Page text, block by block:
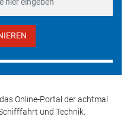
Online-Portal der achtmal
und Technik.